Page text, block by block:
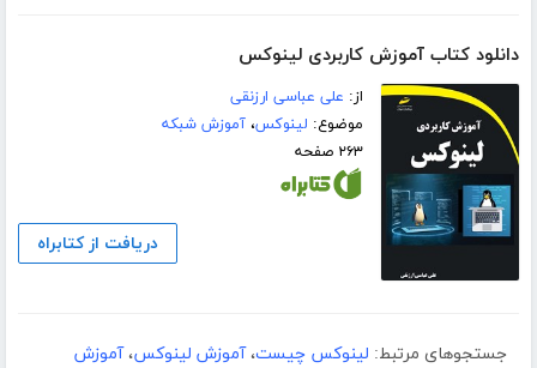
دانلود کتاب آموزش کاربردی لینوکس
از: علی عباسی ارزنقی
موضوع: لینوکس،آموزش شبکه
۲۶۳ صفحه
دریافت از کتابراه
جستجوهای مرتبط: لینوکس چیست،آموزش لینوکس،آموزش